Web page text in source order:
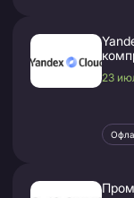
23